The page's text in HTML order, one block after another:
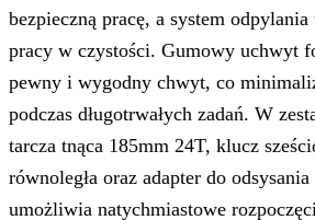
bezpieczną pracę, a system
pracy w czystości. Gumowy uchwyt
pewny i wygodny chwyt, co
podczas długotrwałych zadań. W
tarcza tnąca 185mm 24T, klucz
równoległa oraz adapter do
umożliwia natychmiastowe